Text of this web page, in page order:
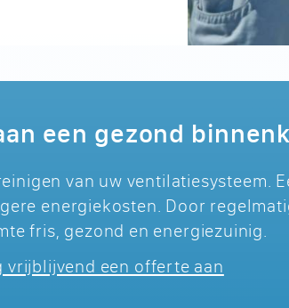
een gezond
van uw ventilatiesysteem.
energiekosten. Door
fris, gezond en energiezuinig.
vrijblijvend een offerte aan